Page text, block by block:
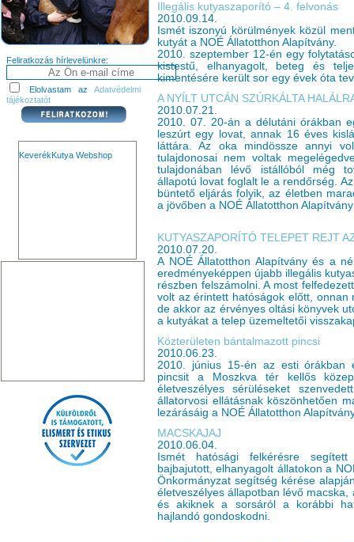
Feliratkozás hírlevelünkre:
Elolvastam az Adatvédelmi
tájékoztatót
KeverékKutya Webshop
Illegális kutyaszaporító – 4. felvonás
2010.09.14.
Ismét iszonyú körülmények közül
kutyát a NOÉ Állatotthon Alapítvány.
2010. szeptember 12-én egy
kistestű, elhanyagolt, beteg és
kimentésére került sor egy évek óta
A NYÍLT UTCÁN SZÚRKÁLTA
2010.07.21.
2010. 07. 20-án a délutáni órákban
leszúrt egy lovat, annak 16 éves
láttára. Az oka mindössze annyi
tulajdonosai nem voltak
tulajdonában lévő istállóból még
állapotú lovat foglalt le a rendőrség.
büntető eljárás folyik, az életben
a jövőben a NOÉ Állatotthon
KUTYASZAPORÍTÓ TELEPET REJT
2010.07.20.
A NOÉ Állatotthon Alapítvány és a
eredményeképpen újabb illegális
részben felszámolni. A most
volt az érintett hatóságok előtt,
de akkor az érvényes oltási könyvek
a kutyákat a telep üzemeltetői
Közterületen bántalmazott pincsi
2010.06.23.
2010. június 15-én az esti órákban
pincsit a Moszkva tér kellős
életveszélyes sérüléseket
állatorvosi ellátásnak köszönhetően
lezárásáig a NOÉ Állatotthon
MACSKAJAJ
2010.06.04.
Ismét hatósági felkérésre
bajbajutott, elhanyagolt állatokon a
Önkormányzat segítség kérése
életveszélyes állapotban lévő
és akiknek a sorsáról a korábbi
hajlandó gondoskodni.